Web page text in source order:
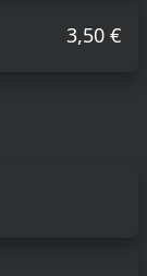
3,50 €